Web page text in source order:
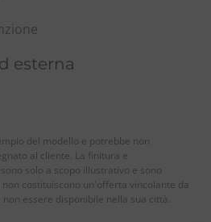
esterna
del modello e potrebbe non
al cliente. La finitura e
solo a scopo illustrativo e sono
costituiscono un'offerta vincolante da
essere disponibile nella sua città.